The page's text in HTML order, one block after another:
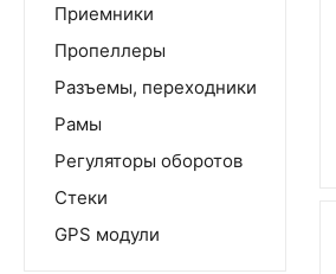
Приемники
Пропеллеры
Разъемы, переходники
Рамы
Регуляторы оборотов
Стеки
GPS модули